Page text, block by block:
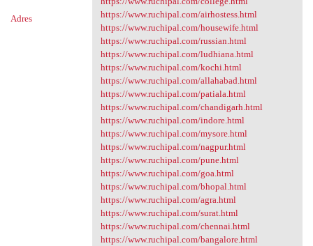
Adres
https://www.ruchipal.com/airhostess.html
https://www.ruchipal.com/housewife.html
https://www.ruchipal.com/russian.html
https://www.ruchipal.com/ludhiana.html
https://www.ruchipal.com/kochi.html
https://www.ruchipal.com/allahabad.html
https://www.ruchipal.com/patiala.html
https://www.ruchipal.com/chandigarh.html
https://www.ruchipal.com/indore.html
https://www.ruchipal.com/mysore.html
https://www.ruchipal.com/nagpur.html
https://www.ruchipal.com/pune.html
https://www.ruchipal.com/goa.html
https://www.ruchipal.com/bhopal.html
https://www.ruchipal.com/agra.html
https://www.ruchipal.com/surat.html
https://www.ruchipal.com/chennai.html
https://www.ruchipal.com/bangalore.html